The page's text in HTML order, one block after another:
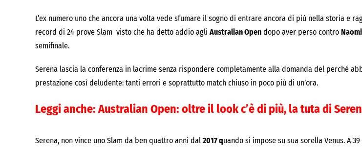
L’ex numero uno che ancora una volta vede sfumare il sogno di entrare ancora di più nella storia e
record di 24 prove Slam visto che ha detto addio agli Australian Open dopo aver perso contro
semifinale.
Serena lascia la conferenza in lacrime senza rispondere completamente alla domanda del perché
prestazione così deludente: tanti errori e soprattutto match chiuso in poco più di un’ora.
Leggi anche:Australian Open: oltre il look c’è di più, la tuta di
Serena, non vince uno Slam da ben quattro anni dal 2017 quando si impose su sua sorella Venus. A